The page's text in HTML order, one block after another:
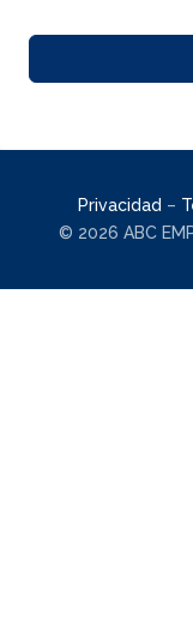
Privacidad –
© 2026 ABC